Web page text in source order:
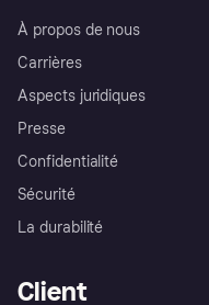
À propos de nous
Carrières
Aspects juridiques
Presse
Confidentialité
Sécurité
La durabilité
Client